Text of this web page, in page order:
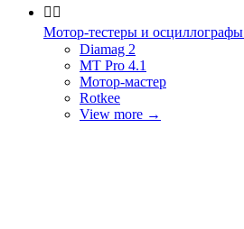
 
Мотор-тестеры и осциллографы
Diamag 2
MT Pro 4.1
Мотор-мастер
Rotkee
View more →